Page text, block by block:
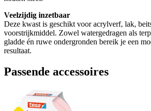
Veelzijdig inzetbaar
Deze kwast is geschikt voor acrylverf, lak,
voorstrijkmiddel. Zowel watergedragen als
gladde én ruwe ondergronden bereik je een
resultaat.
Passende accessoires